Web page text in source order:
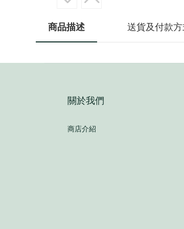
商品描述 送貨及付款
關於我們
商店介紹